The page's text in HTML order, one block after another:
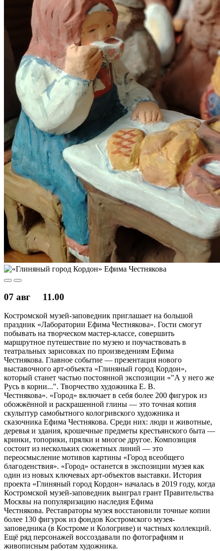
07 авг 11.00
Костромской музей-заповедник приглашает на большой
праздник «Лаборатории Ефима Честнякова». Гости смогут
побывать на творческом мастер-классе, совершить
маршрутное путешествие по музею и поучаствовать в
театральных зарисовках по произведениям Ефима
Честнякова. Главное событие — презентация нового
выставочного арт-объекта «Глиняный город Кордон»,
который станет частью постоянной экспозиции «"А у него же
Русь в корни...". Творчество художника Е. В.
Честнякова». «Город» включает в себя более 200 фигурок из
обожжённой и раскрашенной глины — это точная копия
скульптур самобытного кологривского художника и
сказочника Ефима Честнякова. Среди них: люди и животные,
деревья и здания, крошечные предметы крестьянского быта —
кринки, топорики, прялки и многое другое. Композиция
состоит из нескольких сюжетных линий — это
переосмысление мотивов картины «Город всеобщего
благоденствия». «Город» останется в экспозиции музея как
один из новых ключевых арт-объектов выставки. История
проекта «Глиняный город Кордон» началась в 2019 году, когда
Костромской музей-заповедник выиграл грант Правительства
Москвы на популяризацию наследия Ефима
Честнякова. Реставраторы музея восстановили точные копии
более 130 фигурок из фондов Костромского музея-
заповедника (в Костроме и Кологриве) и частных коллекций.
Ещё ряд персонажей воссоздавали по фотографиям и
живописным работам художника.